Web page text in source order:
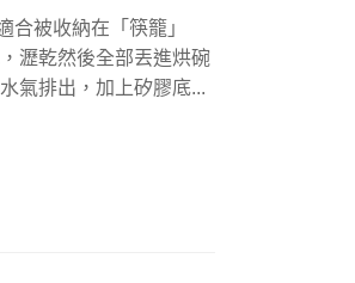
被收納在「筷籠」
瀝乾然後全部丟進烘碗
氣排出，加上矽膠底...